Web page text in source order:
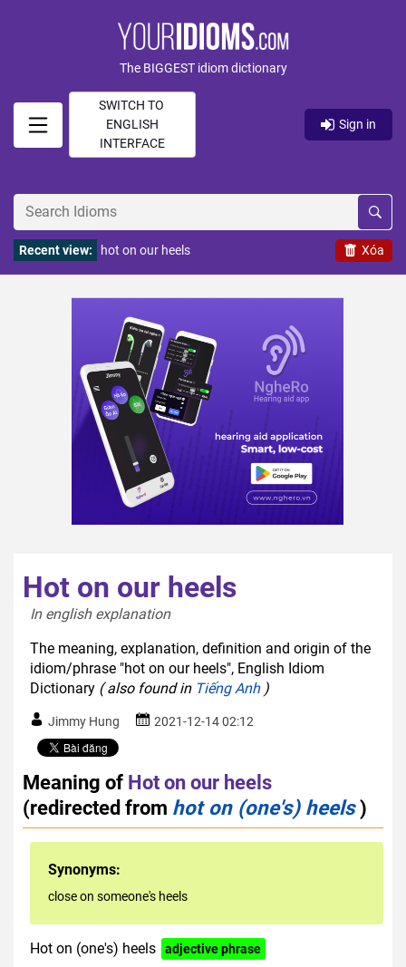
The BIGGEST idiom dictionary
SWITCH TO
ENGLISH
INTERFACE
Sign in
Xóa
Recent view: hot on our heels
Hot on our heels
In english explanation
The meaning, explanation, definition and origin of the
idiom/phrase "hot on our heels", English Idiom
Dictionary ( also found in Tiếng Anh)
Jimmy Hung 2021-12-14 02:12
Meaning of Hot on our heels
(redirected from hot on (one's) heels)
Synonyms:
close on someone's heels
Hot on (one's) heels adjective phrase